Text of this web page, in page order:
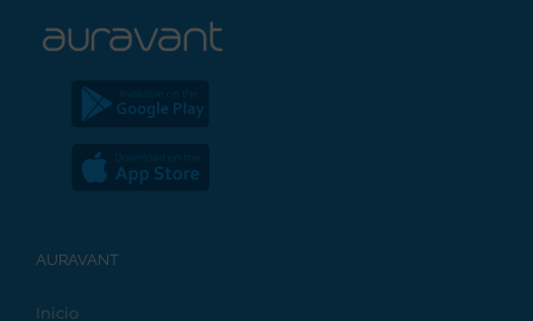
AURAVANT
Inicio